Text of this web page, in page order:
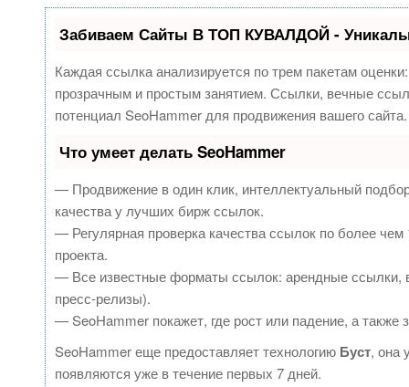
Забиваем Сайты В ТОП КУВАЛДОЙ -
Каждая ссылка анализируется по трем пакетам
прозрачным и простым занятием. Ссылки, вечные
потенциал SeoHammer для продвижения вашего сайта.
Что умеет делать SeoHammer
— Продвижение в один клик, интеллектуальный
качества у лучших бирж ссылок.
— Регулярная проверка качества ссылок по более
проекта.
— Все известные форматы ссылок: арендные ссылки,
пресс-релизы).
— SeoHammer покажет, где рост или падение, а также
SeoHammer еще предоставляет технологию Буст, она
появляются уже в течение первых 7 дней.